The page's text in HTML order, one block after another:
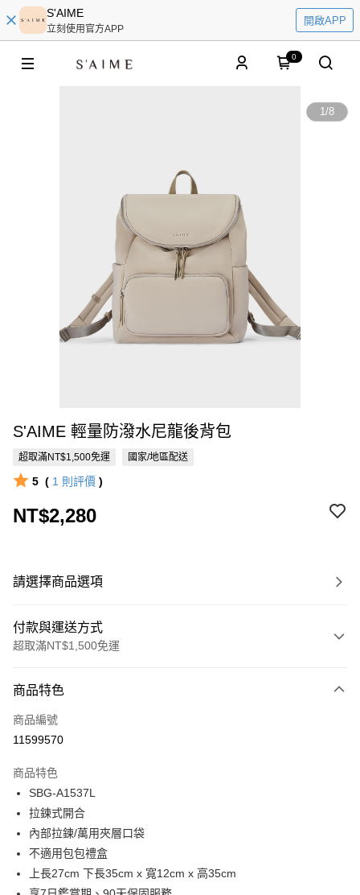
S'AIME
立刻使用官方APP
開啟APP
0
1/8
S'AIME 輕量防潑水尼龍後背包
超取滿NT$1,500免運 國家/地區配送
5 ( 1 則評價 )
NT$2,280
請選擇商品選項
付款與運送方式
超取滿NT$1,500免運
信用卡一次付款
超商取貨付款
Apple Pay
街口支付
悠遊付
Google Pay
商品特色
商品編號
11599570
商品特色
SBG-A1537L
拉鍊式開合
內部拉鍊/萬用夾層口袋
不適用包包禮盒
上長27cm 下長35cm x 寬12cm x 高35cm